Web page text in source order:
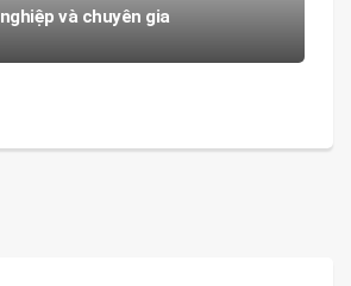
nghiệp và chuyên gia